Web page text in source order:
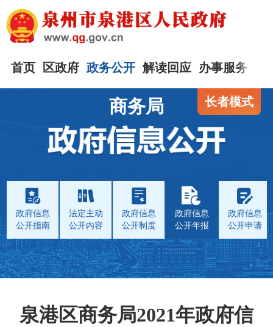
首页 区政府 政务公开 解读回应 办事服务
长者模式
商务局
政府信息
公开指南
法定主动
公开内容
政府信息
公开制度
政府信息
公开年报
政府信息
公开申请
泉港区商务局2021年政府信